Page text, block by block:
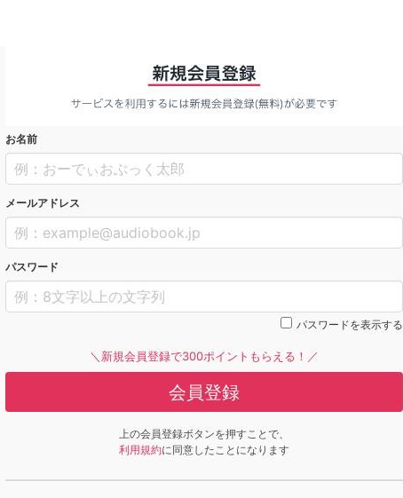
お名前
メールアドレス
パスワード
パスワードを表示する
＼新規会員登録で300ポイントもらえる！／
会員登録
上の会員登録ボタンを押すことで、
利用規約に同意したことになります